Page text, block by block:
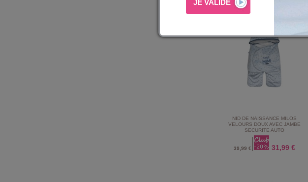
NID DE NAISSANCE MILOS
VELOURS DOUX AVEC JAMBE
SECURITE AUTO
39,99 € 31,99 €